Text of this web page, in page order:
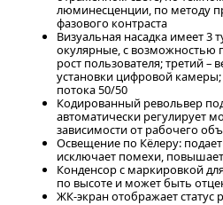
люминесценции, по методу
фазового контраста
Визуальная насадка имеет 3
окулярные, с возможностью
рост пользователя; третий –
установки цифровой камеры;
потока 50/50
Кодированный револьвер
автоматически регулирует
зависимости от рабочего
Освещение по Кёлеру:
исключает помехи,
Конденсор с маркировкой
по высоте и может быть
ЖК-экран отображает статус